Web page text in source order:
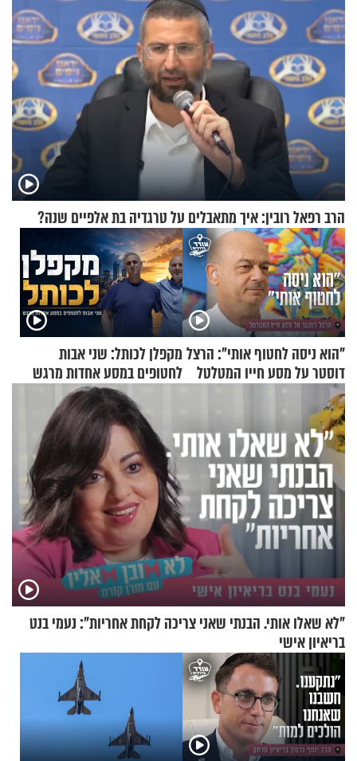
הרב רפאל רובין: איך מתאבלים על טרגדיה בת אלפיים שנה?
"הוא ניסה לחטוף אותי": הרצל
דוסטר על מסע חייו המטלטל
מקפלן לכותל: שני אבות
לחטופים במסע אחדות מרגש
"לא שאלו אותי. הבנתי שאני צריכה לקחת אחריות": נעמי בנט
בריאיון אישי